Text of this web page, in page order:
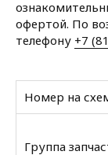
офертой. По
телефону +7
Номер на
Группа